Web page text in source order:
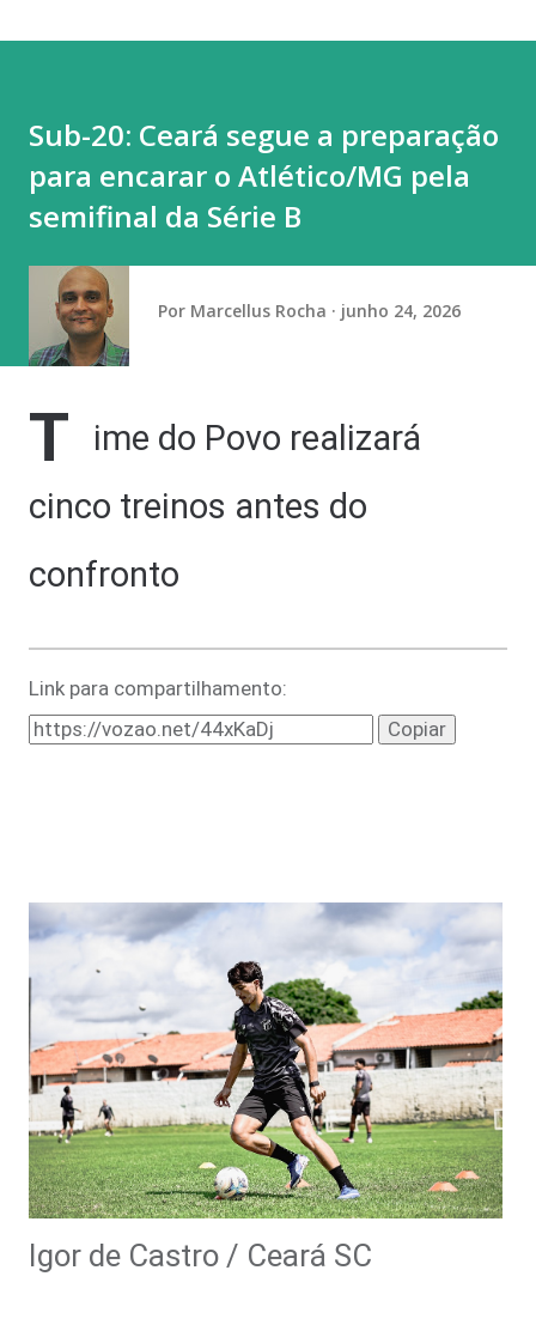
serviços de vacinação e promovam campanhas educativas,
com informações baseadas em evidências científicas . O
sarampo é uma doença infecciosa altamente transmissível,
Embora o Brasil tenha recuperado, em 2024, a certificação
de eliminação da circulação endêmica do vírus, casos
importados e surtos localizados continuam sendo
registrad...
Sub-20: Ceará segue a preparação
para encarar o Atlético/MG pela
semifinal da Série B
Por Marcellus Rocha junho 24, 2026
T
ime do Povo realizará
cinco treinos antes do
confronto
Link para compartilhamento:
Copiar
Igor de Castro / Ceará SC